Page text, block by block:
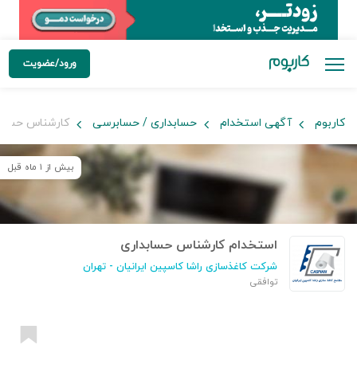
ورود/عضویت
کاربوم آگهی استخدام حسابداری / حسابرسی کارشناس
بیش از ۱ ماه قبل
استخدام کارشناس حسابداری
شرکت کاغذسازی راشا کاسپین ایرانیان - تهران
توافقی